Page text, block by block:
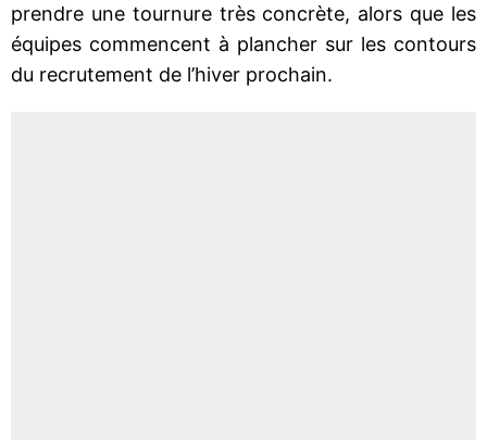
prendre une tournure très concrète, alors que les
équipes commencent à plancher sur les contours
du recrutement de l’hiver prochain.